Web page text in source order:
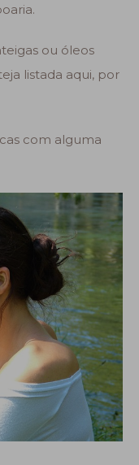
ou óleos
listada aqui, por
com alguma